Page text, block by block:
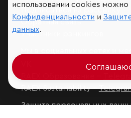
Обратная связь
Участники рэнкингов
RAEX Sustainability –
Защита персональных
использовании cookies можно
Конфиденциальности и
данных.